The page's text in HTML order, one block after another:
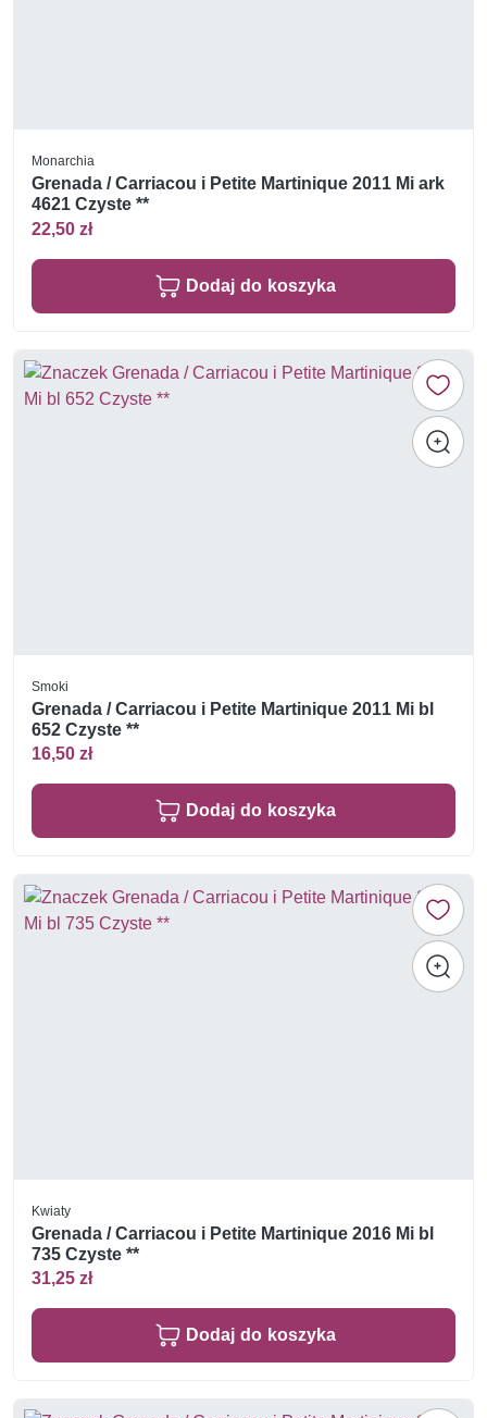
Monarchia
Grenada / Carriacou i Petite Martinique 2011 Mi ark
4621 Czyste **
22,50 zł
Dodaj do koszyka
Smoki
Grenada / Carriacou i Petite Martinique 2011 Mi bl
652 Czyste **
16,50 zł
Dodaj do koszyka
Kwiaty
Grenada / Carriacou i Petite Martinique 2016 Mi bl
735 Czyste **
31,25 zł
Dodaj do koszyka